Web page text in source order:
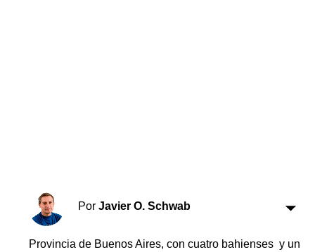
Por Javier O. Schwab
Provincia de Buenos Aires, con cuatro bahienses y un